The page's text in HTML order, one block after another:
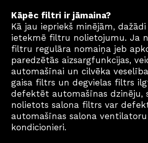
Kāpēc filtri ir jāmaina?
Kā jau iepriekš minējām,
ietekmē filtru nolietojumu. Ja
filtru regulāra nomaiņa jeb
paredzētās aizsargfunkcijas,
automašīnai un cilvēka
gaisa filtrs un degvielas filtrs
defektēt automašīnas dzinēju,
nolietots salona filtrs var
automašīnas salona
kondicionieri.